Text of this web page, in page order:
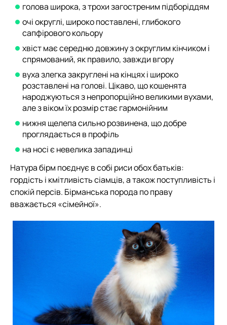
голова широка, з трохи загостреним підборіддям
очі округлі, широко поставлені, глибокого
сапфірового кольору
хвіст має середню довжину з округлим кінчиком і
спрямований, як правило, завжди вгору
вуха злегка закруглені на кінцях і широко
розставлені на голові. Цікаво, що кошенята
народжуються з непропорційно великими вухами,
але з віком їх розмір стає гармонійним
нижня щелепа сильно розвинена, що добре
проглядається в профіль
на носі є невелика западинці
Натура бірм поєднує в собі риси обох батьків:
гордість і кмітливість сіамців, а також поступливість і
спокій персів. Бірманська порода по праву
вважається «сімейної».